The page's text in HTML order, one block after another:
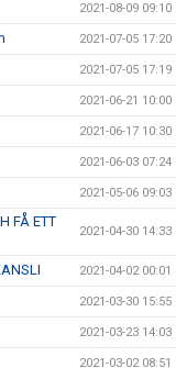
2021-08-09 09:10
2021-07-05 17:20
2021-07-05 17:19
2021-06-21 10:00
2021-06-17 10:30
2021-06-03 07:24
2021-05-06 09:03
FÅ ETT
2021-04-30 14:33
2021-04-02 00:01
2021-03-30 15:55
2021-03-23 14:03
2021-03-02 08:51